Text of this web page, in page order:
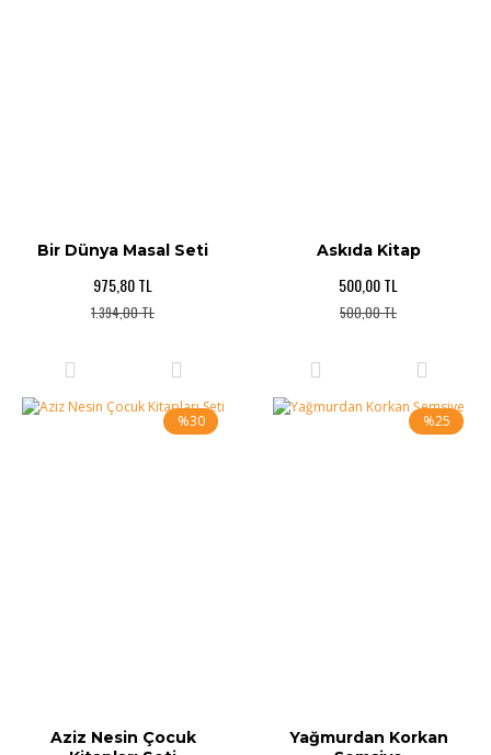
Bir Dünya Masal Seti
975,80 TL
1.394,00 TL
Askıda Kitap
500,00 TL
500,00 TL
%30
Aziz Nesin Çocuk
%25
Yağmurdan Korkan